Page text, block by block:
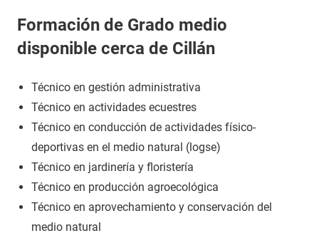
Formación de Grado medio
disponible cerca de Cillán
Técnico en gestión administrativa
Técnico en actividades ecuestres
Técnico en conducción de actividades físico-
deportivas en el medio natural (logse)
Técnico en jardinería y floristería
Técnico en producción agroecológica
Técnico en aprovechamiento y conservación del
medio natural